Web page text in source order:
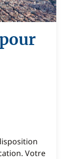
Votre